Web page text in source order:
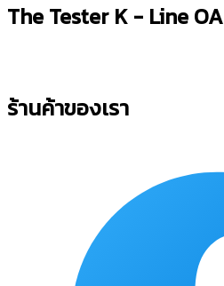
The Tester K - Line OA
ร้านค้าของเรา